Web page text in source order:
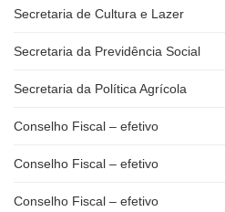
Secretaria de Cultura e Lazer
Secretaria da Previdência Social
Secretaria da Política Agrícola
Conselho Fiscal – efetivo
Conselho Fiscal – efetivo
Conselho Fiscal – efetivo